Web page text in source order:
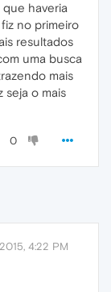
haveria
no primeiro
resultados
uma busca
mais
seja o mais
0
4:22 PM